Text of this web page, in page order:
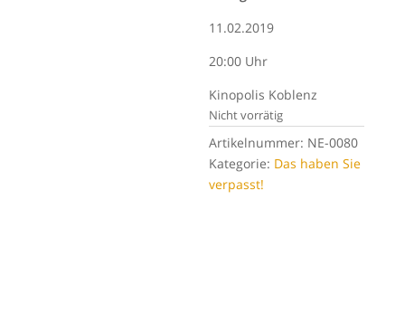
11.02.2019
20:00 Uhr
Kinopolis Koblenz
Nicht vorrätig
Artikelnummer: NE-0080
Kategorie: Das haben Sie
verpasst!